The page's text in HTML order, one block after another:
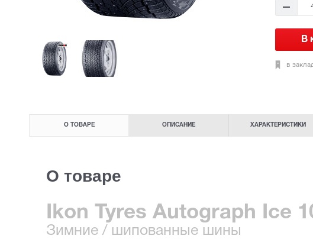
в
О ТОВАРЕ ОПИСАНИЕ ХАРАКТЕРИСТИКИ
О товаре
Ikon Tyres Autograph Ice
Зимние / шипованные шины